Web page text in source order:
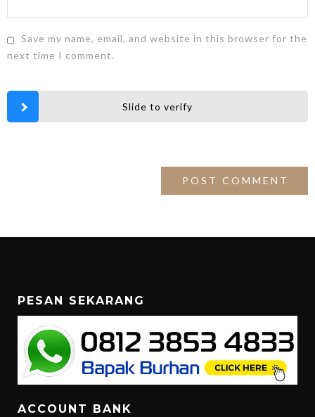
Save my name, email, and website in this browser for the
next time I comment.
Slide to verify
PESAN SEKARANG
ACCOUNT BANK